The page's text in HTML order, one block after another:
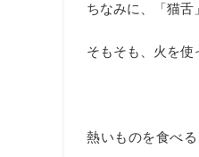
ちなみに、「猫舌
そもそも、火を使
熱いものを食べ